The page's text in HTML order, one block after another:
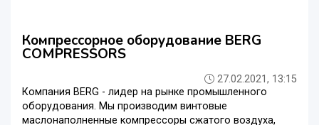
Компрессорное оборудование BERG
COMPRESSORS
27.02.2021, 13:15
Компания BERG - лидер на рынке промышленного
оборудования. Мы производим винтовые
маслонаполненные компрессоры сжатого воздуха,